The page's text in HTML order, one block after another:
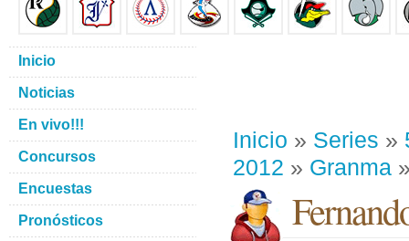
Inicio » Series »
2012 » Granma
Inicio
Noticias
En vivo!!!
Concursos
Encuestas
Pronósticos